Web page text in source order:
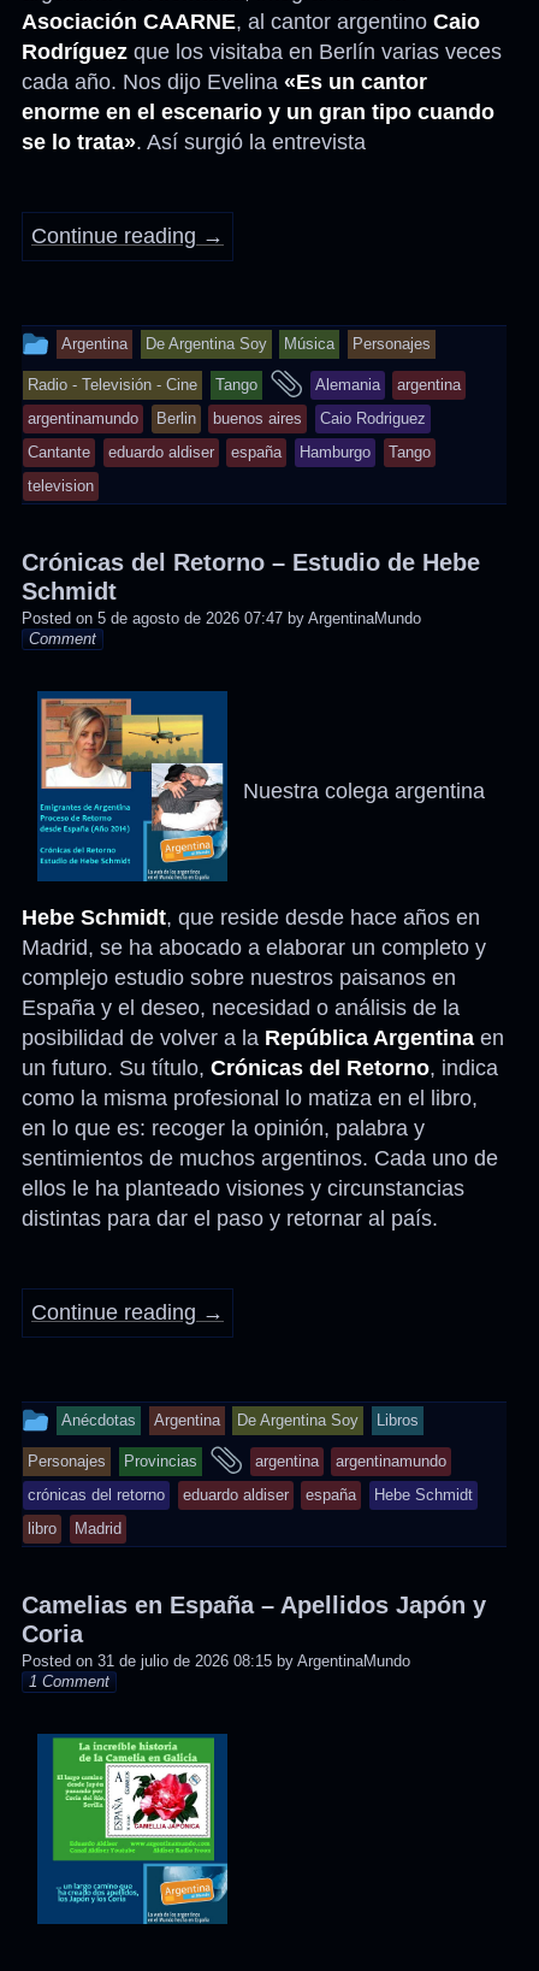
Asociación CAARNE, al cantor argentino Caio
Rodríguez que los visitaba en Berlín varias veces
cada año. Nos dijo Evelina «Es un cantor
enorme en el escenario y un gran tipo cuando
se lo trata». Así surgió la entrevista
Continue reading →
This
entry
was
posted
in
Argentina De Argentina Soy Música Personajes
Radio - Televisión - Cine Tango
and
tagged
Alemania
argentina
argentinamundo
Berlin buenos aires
Caio Rodriguez
Cantante
eduardo aldiser españa Hamburgo
Tango
television
Crónicas del Retorno – Estudio de Hebe
Schmidt
Posted on 5 de agosto de 2026 07:47 by ArgentinaMundo
Comment
Nuestra colega argentina
Hebe Schmidt, que reside desde hace años en
Madrid, se ha abocado a elaborar un completo y
complejo estudio sobre nuestros paisanos en
España y el deseo, necesidad o análisis de la
posibilidad de volver a la República Argentina en
un futuro. Su título, Crónicas del Retorno, indica
como la misma profesional lo matiza en el libro,
en lo que es: recoger la opinión, palabra y
sentimientos de muchos argentinos. Cada uno de
ellos le ha planteado visiones y circunstancias
distintas para dar el paso y retornar al país.
Continue reading →
This
entry
was
posted
in
Anécdotas Argentina De Argentina Soy Libros
Personajes Provincias
and
tagged
argentina
argentinamundo
crónicas del retorno
eduardo aldiser españa
Hebe Schmidt
libro
Madrid
Camelias en España – Apellidos Japón y
Coria
Posted on 31 de julio de 2026 08:15 by ArgentinaMundo
1 Comment